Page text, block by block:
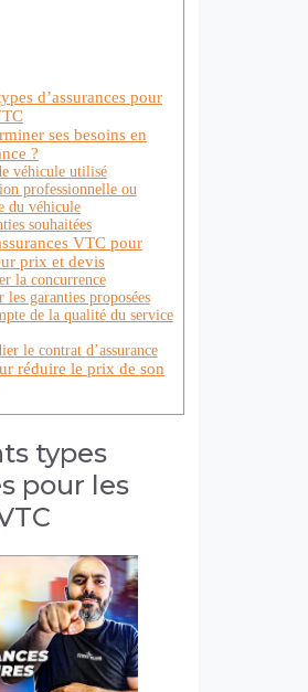
d’assurances pour
ses besoins en
?
véhicule utilisé
professionnelle ou
du véhicule
souhaitées
VTC pour
prix et devis
la concurrence
les garanties proposées
de la qualité du service
le contrat d’assurance
réduire le prix de son
types
pour les